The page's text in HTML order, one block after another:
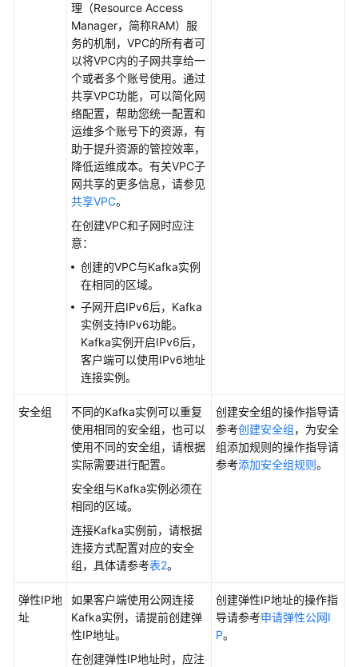
Kafka
Kafka
实
消
理（Resource Access
Manager，简称RAM）服
务的机制，VPC的所有者可
以将VPC内的子网共享给一
个或者多个账号使用。通过
共享VPC功能，可以简化网
络配置，帮助您统一配置和
运维多个账号下的资源，有
助于提升资源的管控效率，
降低运维成本。有关VPC子
网共享的更多信息，请参见
共享VPC。
在创建VPC和子网时应注
意：
创建的VPC与Kafka实例
在相同的区域。
子网开启IPv6后，Kafka
实例支持IPv6功能。
Kafka实例开启IPv6后，
客户端可以使用IPv6地址
连接实例。
安全组
不同的Kafka实例可以重复
使用相同的安全组，也可以
使用不同的安全组，请根据
实际需要进行配置。
安全组与Kafka实例必须在
相同的区域。
连接Kafka实例前，请根据
连接方式配置对应的安全
组，具体请参考表2。
创建安全组的操作指导请
参考创建安全组，为安全
组添加规则的操作指导请
参考添加安全组规则。
弹性IP地
址
如果客户端使用公网连接
Kafka实例，请提前创建弹
性IP地址。
在创建弹性IP地址时，应注
创建弹性IP地址的操作指
导请参考申请弹性公网I
P。